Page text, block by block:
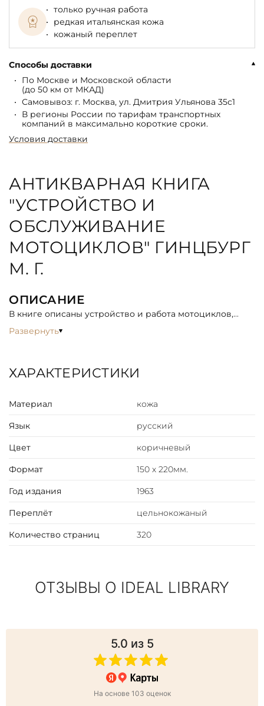
только ручная работа
редкая итальянская кожа
кожаный переплет
Способы доставки
По Москве и Московской области
(до 50 км от МКАД)
Самовывоз: г. Москва, ул. Дмитрия Ульянова 35с1
В регионы России по тарифам транспортных
компаний в максимально короткие сроки.
Условия доставки
АНТИКВАРНАЯ КНИГА
"УСТРОЙСТВО И
ОБСЛУЖИВАНИЕ
МОТОЦИКЛОВ" ГИНЦБУРГ
М. Г.
ОПИСАНИЕ
В книге описаны устройство и работа мотоциклов,
мотороллеров, и т.д. и приведены сведения по их
для правильного использования мотоцикла, продления
срока его службы,предупреждения и устранение
Развернуть
ХАРАКТЕРИСТИКИ
Материал кожа
Язык русский
Цвет коричневый
Формат 150 х 220мм.
Год издания 1963
Переплёт цельнокожаный
Количество страниц 320
ОТЗЫВЫ О IDEAL LIBRARY
5.0 из 5
На основе 103 оценок